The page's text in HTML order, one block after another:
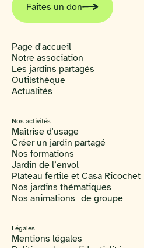
Faites un don
Page d'accueil
Notre association
Les jardins partagés
Outilsthèque
Actualités
Nos activités
Maîtrise d'usage
Créer un jardin partagé
Nos formations
Jardin de l’envol
Plateau fertile et Casa Ricochet
Nos jardins thématiques
Nos animations de groupe
Légales
Mentions légales